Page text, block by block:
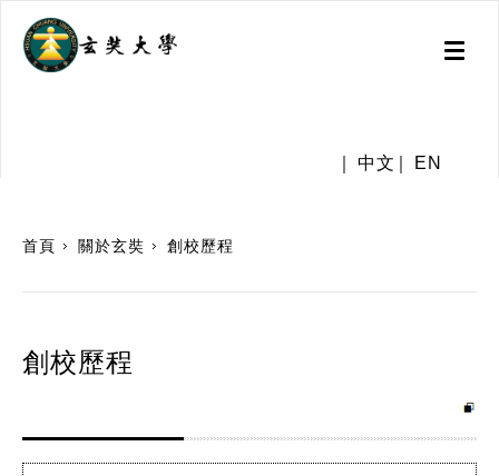
Toggle
中文 EN
首頁 關於玄奘 創校歷程
創校歷程